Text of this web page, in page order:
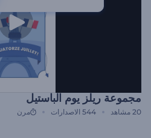
مجموعة ريلز يوم الباستيل
20 مشاهد 544 الاصدارات مرن